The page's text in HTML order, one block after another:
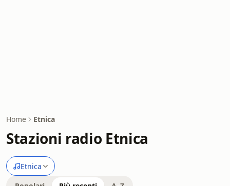
Home Etnica
Stazioni radio Etnica
Etnica